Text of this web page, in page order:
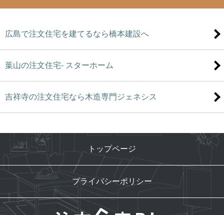
広島で注文住宅を建てるなら橋本建設へ
葉山の注文住宅- スターホーム
吉祥寺の注文住宅なら木造専門ジェネシス
トップページ
プライバシーポリシー